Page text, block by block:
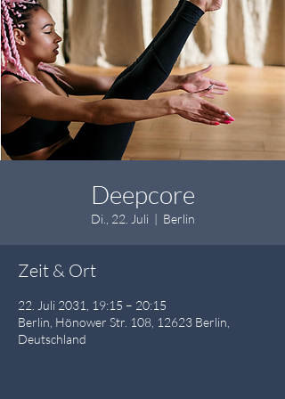
Deepcore
Di., 22. Juli
  |
Berlin
Zeit & Ort
22. Juli 2031, 19:15 – 20:15
Berlin, Hönower Str. 108, 12623 Berlin,
Deutschland